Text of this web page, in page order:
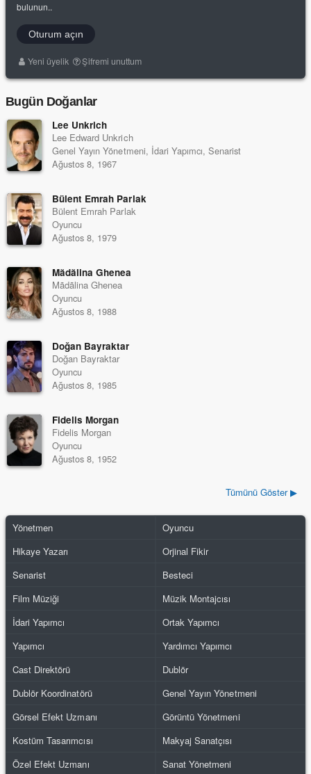
bulunun..
Oturum açın
Yeni üyelik Şifremi unuttum
Bugün Doğanlar
Lee Unkrich
Lee Edward Unkrich
Genel Yayın Yönetmeni, İdari Yapımcı, Senarist
Ağustos 8, 1967
Bülent Emrah Parlak
Bülent Emrah Parlak
Oyuncu
Ağustos 8, 1979
Mãdãlina Ghenea
Mãdãlina Ghenea
Oyuncu
Ağustos 8, 1988
Doğan Bayraktar
Doğan Bayraktar
Oyuncu
Ağustos 8, 1985
Fidelis Morgan
Fidelis Morgan
Oyuncu
Ağustos 8, 1952
Tümünü Göster ▶
Yönetmen
Oyuncu
Hikaye Yazarı
Orjinal Fikir
Senarist
Besteci
Film Müziği
Müzik Montajcısı
İdari Yapımcı
Ortak Yapımcı
Yapımcı
Yardımcı Yapımcı
Cast Direktörü
Dublör
Dublör Koordinatörü
Genel Yayın Yönetmeni
Görsel Efekt Uzmanı
Görüntü Yönetmeni
Kostüm Tasarımcısı
Makyaj Sanatçısı
Özel Efekt Uzmanı
Sanat Yönetmeni